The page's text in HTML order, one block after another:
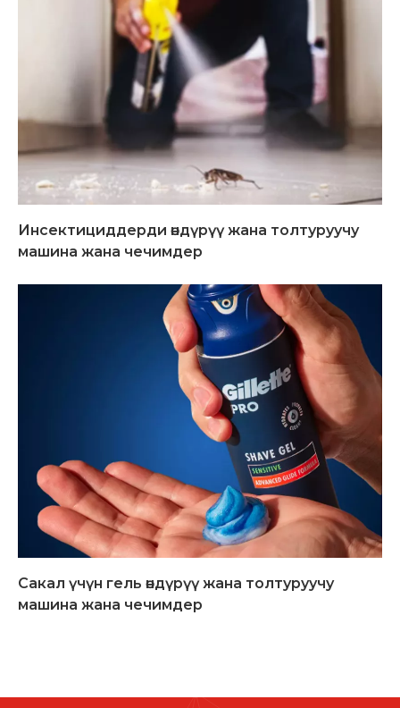
Инсектициддерди өндүрүү жана толтуруучу
машина жана чечимдер
Сакал үчүн гель өндүрүү жана толтуруучу
машина жана чечимдер